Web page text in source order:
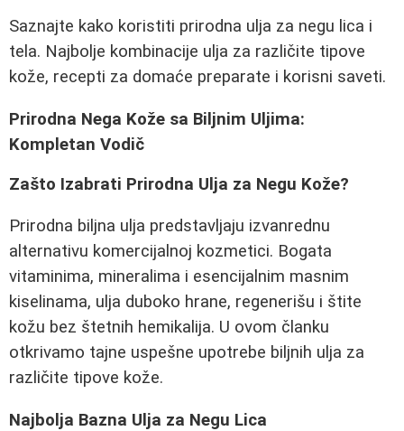
Saznajte kako koristiti prirodna ulja za negu lica i
tela. Najbolje kombinacije ulja za različite tipove
kože, recepti za domaće preparate i korisni saveti.
Prirodna Nega Kože sa Biljnim Uljima:
Kompletan Vodič
Zašto Izabrati Prirodna Ulja za Negu Kože?
Prirodna biljna ulja predstavljaju izvanrednu
alternativu komercijalnoj kozmetici. Bogata
vitaminima, mineralima i esencijalnim masnim
kiselinama, ulja duboko hrane, regenerišu i štite
kožu bez štetnih hemikalija. U ovom članku
otkrivamo tajne uspešne upotrebe biljnih ulja za
različite tipove kože.
Najbolja Bazna Ulja za Negu Lica